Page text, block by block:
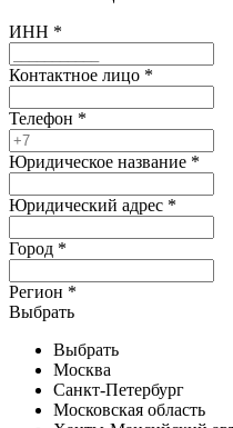
ИНН *
Контактное лицо *
Телефон *
Юридическое название *
Юридический адрес *
Город *
Регион *
Выбрать
Выбрать
Москва
Санкт-Петербург
Московская область